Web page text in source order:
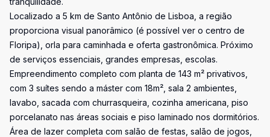
Localizado a 5 km de Santo Antônio de Lisboa, a região
proporciona visual panorâmico (é possível ver o centro de
Floripa), orla para caminhada e oferta gastronômica. Próximo
de serviços essenciais, grandes empresas, escolas.
Empreendimento completo com planta de 143 m² privativos,
com 3 suítes sendo a máster com 18m², sala 2 ambientes,
lavabo, sacada com churrasqueira, cozinha americana, piso
porcelanato nas áreas sociais e piso laminado nos dormitórios.
Área de lazer completa com salão de festas, salão de jogos,